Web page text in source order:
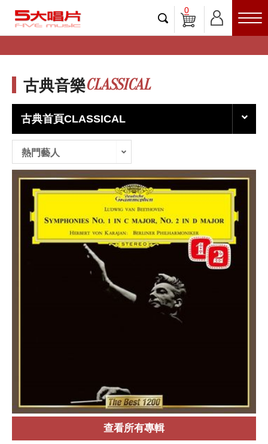
0
古典音樂CLASSICAL
古典首頁CLASSICAL
熱門藝人
查看所有專輯